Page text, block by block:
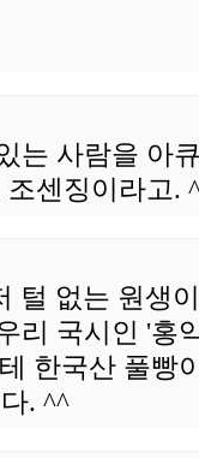
는 사람을 아
센징이라고.
털 없는 원생
리 국시인 '홍
한국산 풀빵
. ^^